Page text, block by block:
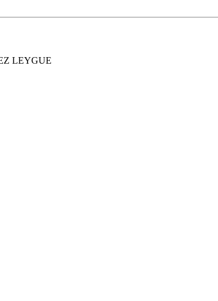
LEYGUE